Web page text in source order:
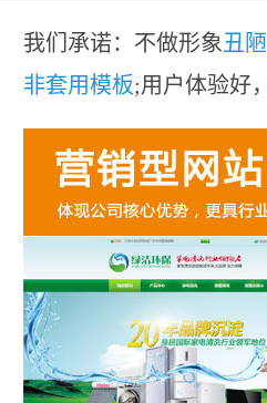
我们承诺：不做形象丑陋
非套用模板;用户体验好，